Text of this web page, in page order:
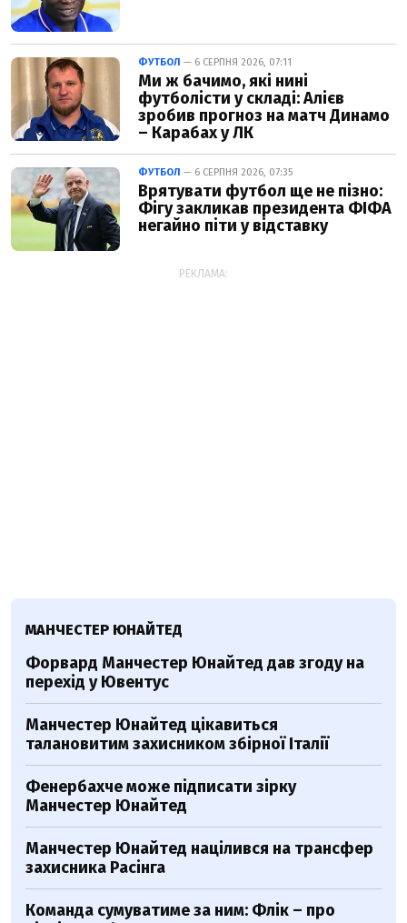
ФУТБОЛ — 6 СЕРПНЯ 2026, 07:11
Ми ж бачимо, які нині
футболісти у складі: Алієв
зробив прогноз на матч Динамо
– Карабах у ЛК
ФУТБОЛ — 6 СЕРПНЯ 2026, 07:35
Врятувати футбол ще не пізно:
Фігу закликав президента ФІФА
негайно піти у відставку
РЕКЛАМА:
МАНЧЕСТЕР ЮНАЙТЕД
Форвард Манчестер Юнайтед дав згоду на
перехід у Ювентус
Манчестер Юнайтед цікавиться
талановитим захисником збірної Італії
Фенербахче може підписати зірку
Манчестер Юнайтед
Манчестер Юнайтед націлився на трансфер
захисника Расінга
Команда сумуватиме за ним: Флік – про